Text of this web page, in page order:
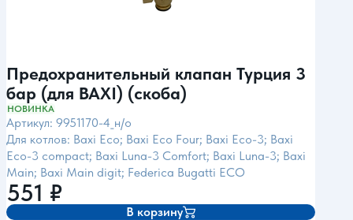
Предохранительный клапан Турция 3
бар (для BAXI) (скоба)
НОВИНКА
Артикул: 9951170-4_н/о
Для котлов: Baxi Eco; Baxi Eco Four; Baxi Eco-3; Baxi
Eco-3 compact; Baxi Luna-3 Comfort; Baxi Luna-3; Baxi
Main; Baxi Main digit; Federica Bugatti ECO
551 ₽
В корзину